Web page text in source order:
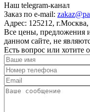
Наш telegram-канал
Заказ по e-mail:
Адрес: 125212,
Все цены, предложения
данном сайте, не
Есть вопрос или хотите